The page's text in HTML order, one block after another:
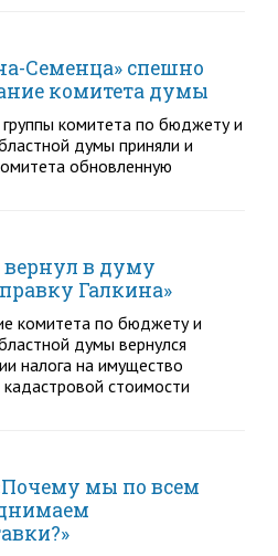
Семенца» спешно
комитета думы
комитета по бюджету и
думы приняли и
обновленную
в думу
Галкина»
комитета по бюджету и
думы вернулся
налога на имущество
стоимости
мы по всем